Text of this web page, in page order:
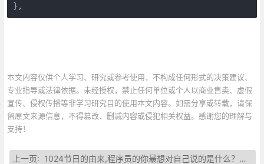
},
本文内容仅供个人学习、研究或参考使用，不构成任何形式的决策建议、
专业指导或法律依据。未经授权，禁止任何单位或个人以商业售卖、虚假
宣传、侵权传播等非学习研究目的使用本文内容。如需分享或转载，请保
留原文来源信息，不得篡改、删减内容或侵犯相关权益。感谢您的理解与
支持！
上一页: 1024节日的由来,程序员的你最想对自己说的是什么？【1024程序员节日】